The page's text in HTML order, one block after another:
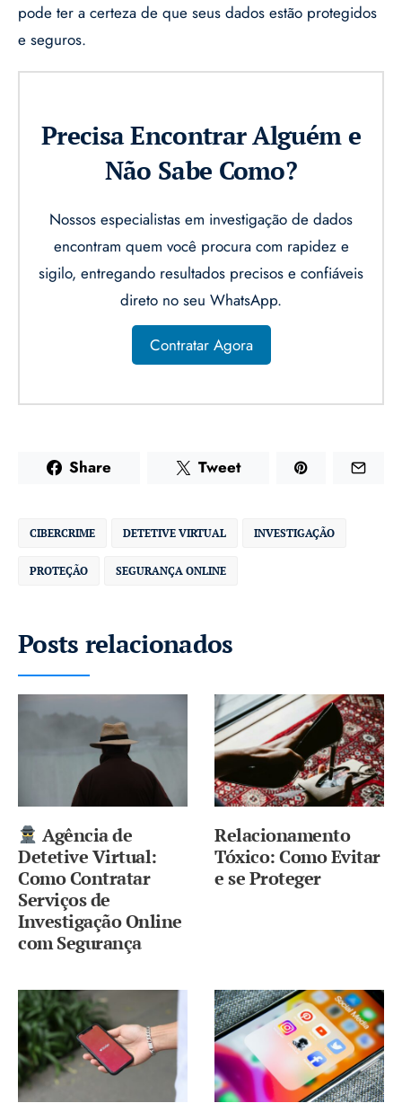
pode ter a certeza de que seus dados estão protegidos
e seguros.
Precisa Encontrar Alguém e
Não Sabe Como?
Nossos especialistas em investigação de dados
encontram quem você procura com rapidez e
sigilo, entregando resultados precisos e confiáveis
direto no seu WhatsApp.
Contratar Agora
Share Tweet
CIBERCRIME DETETIVE VIRTUAL INVESTIGAÇÃO
PROTEÇÃO SEGURANÇA ONLINE
Posts relacionados
Agência de
Detetive Virtual:
Como Contratar
Serviços de
Investigação Online
com Segurança
Relacionamento
Tóxico: Como Evitar
e se Proteger